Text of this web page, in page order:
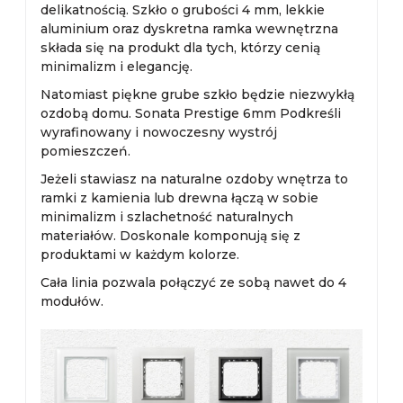
delikatnością. Szkło o grubości 4 mm, lekkie
aluminium oraz dyskretna ramka wewnętrzna
składa się na produkt dla tych, którzy cenią
minimalizm i elegancję.
Natomiast piękne grube szkło będzie niezwykłą
ozdobą domu. Sonata Prestige 6mm Podkreśli
wyrafinowany i nowoczesny wystrój
pomieszczeń.
Jeżeli stawiasz na naturalne ozdoby wnętrza to
ramki z kamienia lub drewna łączą w sobie
minimalizm i szlachetność naturalnych
materiałów. Doskonale komponują się z
produktami w każdym kolorze.
Cała linia pozwala połączyć ze sobą nawet do 4
modułów.